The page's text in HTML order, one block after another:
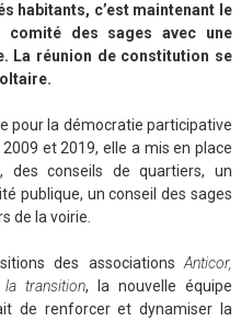
habitants, c’est maintenant le
des sages avec une
La réunion de constitution se
pour la démocratie participative
et 2019, elle a mis en place
des conseils de quartiers, un
publique, un conseil des sages
de la voirie.
des associations Anticor,
transition, la nouvelle équipe
de renforcer et dynamiser la